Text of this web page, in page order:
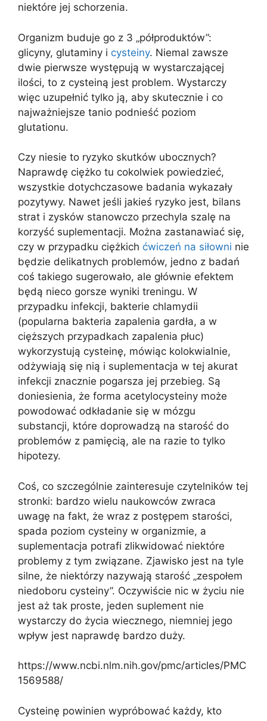
niektóre jej schorzenia.
Organizm buduje go z 3 „półproduktów”:
glicyny, glutaminy i cysteiny. Niemal zawsze
dwie pierwsze występują w wystarczającej
ilości, to z cysteiną jest problem. Wystarczy
więc uzupełnić tylko ją, aby skutecznie i co
najważniejsze tanio podnieść poziom
glutationu.
Czy niesie to ryzyko skutków ubocznych?
Naprawdę ciężko tu cokolwiek powiedzieć,
wszystkie dotychczasowe badania wykazały
pozytywy. Nawet jeśli jakieś ryzyko jest, bilans
strat i zysków stanowczo przechyla szalę na
korzyść suplementacji. Można zastanawiać się,
czy w przypadku ciężkich ćwiczeń na siłowni nie
będzie delikatnych problemów, jedno z badań
coś takiego sugerowało, ale głównie efektem
będą nieco gorsze wyniki treningu. W
przypadku infekcji, bakterie chlamydii
(popularna bakteria zapalenia gardła, a w
cięższych przypadkach zapalenia płuc)
wykorzystują cysteinę, mówiąc kolokwialnie,
odżywiają się nią i suplementacja w tej akurat
infekcji znacznie pogarsza jej przebieg. Są
doniesienia, że forma acetylocysteiny może
powodować odkładanie się w mózgu
substancji, które doprowadzą na starość do
problemów z pamięcią, ale na razie to tylko
hipotezy.
Coś, co szczególnie zainteresuje czytelników tej
stronki: bardzo wielu naukowców zwraca
uwagę na fakt, że wraz z postępem starości,
spada poziom cysteiny w organizmie, a
suplementacja potrafi zlikwidować niektóre
problemy z tym związane. Zjawisko jest na tyle
silne, że niektórzy nazywają starość „zespołem
niedoboru cysteiny”. Oczywiście nic w życiu nie
jest aż tak proste, jeden suplement nie
wystarczy do życia wiecznego, niemniej jego
wpływ jest naprawdę bardzo duży.
https://www.ncbi.nlm.nih.gov/pmc/articles/PMC
1569588/
Cysteinę powinien wypróbować każdy, kto